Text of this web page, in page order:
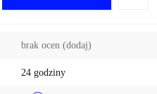
brak ocen (dodaj)
24 godziny